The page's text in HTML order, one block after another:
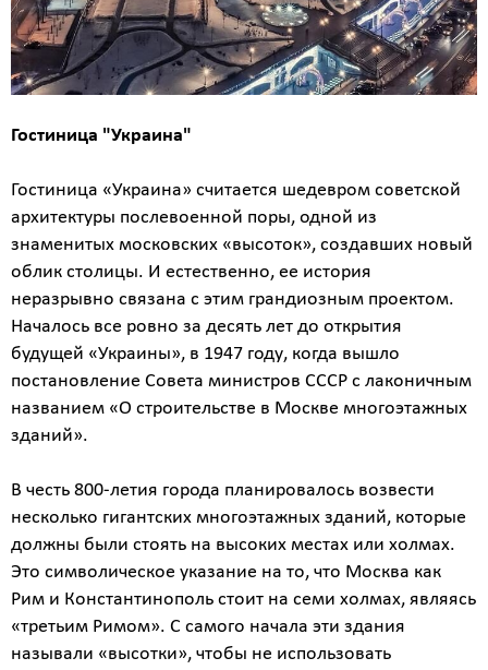
Гостиница "Украина"
Гостиница «Украина» считается шедевром советской
архитектуры послевоенной поры, одной из
знаменитых московских «высоток», создавших новый
облик столицы. И естественно, ее история
неразрывно связана с этим грандиозным проектом.
Началось все ровно за десять лет до открытия
будущей «Украины», в 1947 году, когда вышло
постановление Совета министров СССР с лаконичным
названием «О строительстве в Москве многоэтажных
зданий».
В честь 800-летия города планировалось возвести
несколько гигантских многоэтажных зданий, которые
должны были стоять на высоких местах или холмах.
Это символическое указание на то, что Москва как
Рим и Константинополь стоит на семи холмах, являясь
«третьим Римом». С самого начала эти здания
называли «высотки», чтобы не использовать